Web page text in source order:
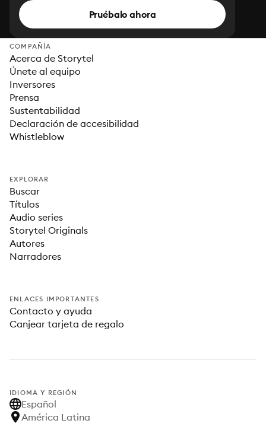
Pruébalo ahora
COMPAÑÍA
Acerca de Storytel
Únete al equipo
Inversores
Prensa
Sustentabilidad
Declaración de accesibilidad
Whistleblow
EXPLORAR
Buscar
Títulos
Audio series
Storytel Originals
Autores
Narradores
ENLACES IMPORTANTES
Contacto y ayuda
Canjear tarjeta de regalo
IDIOMA Y REGIÓN
Español
América Latina